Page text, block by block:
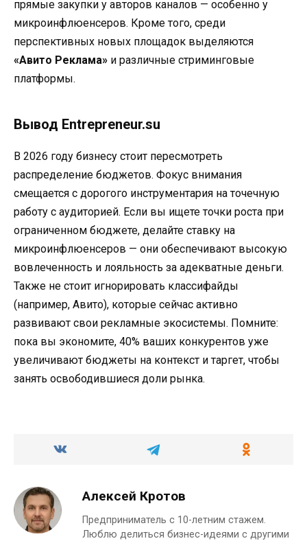
прямые закупки у авторов каналов — особенно у
микроинфлюенсеров. Кроме того, среди
перспективных новых площадок выделяются
«Авито Реклама» и различные стриминговые
платформы.
Вывод Entrepreneur.su
В 2026 году бизнесу стоит пересмотреть
распределение бюджетов. Фокус внимания
смещается с дорогого инструментария на точечную
работу с аудиторией. Если вы ищете точки роста при
ограниченном бюджете, делайте ставку на
микроинфлюенсеров — они обеспечивают высокую
вовлеченность и лояльность за адекватные деньги.
Также не стоит игнорировать классифайды
(например, Авито), которые сейчас активно
развивают свои рекламные экосистемы. Помните:
пока вы экономите, 40% ваших конкурентов уже
увеличивают бюджеты на контекст и таргет, чтобы
занять освободившиеся доли рынка.
Алексей Кротов
Предприниматель с 10-летним стажем.
Люблю делиться бизнес-идеями с другими